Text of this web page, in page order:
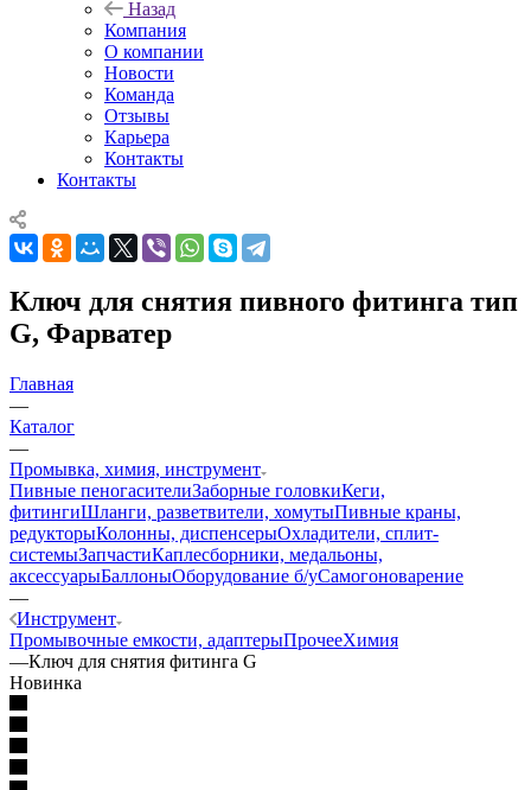
Назад
Компания
О компании
Новости
Команда
Отзывы
Карьера
Контакты
Контакты
Ключ для снятия пивного фитинга тип
G, Фарватер
Главная
—
Каталог
—
Промывка, химия, инструмент
Пивные пеногасителиЗаборные головкиКеги,
фитингиШланги, разветвители, хомутыПивные краны,
редукторыКолонны, диспенсерыОхладители, сплит-
системыЗапчастиКаплесборники, медальоны,
аксессуарыБаллоныОборудование б/уСамогоноварение
—
Инструмент
Промывочные емкости, адаптерыПрочееХимия
—Ключ для снятия фитинга G
Новинка